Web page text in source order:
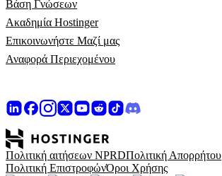
Βάση Γνώσεων
Ακαδημία Hostinger
Επικοινωνήστε Μαζί μας
Αναφορά Περιεχομένου
Πολιτική αιτήσεων NPRDΠολιτική Απορρήτου
Πολιτική ΕπιστροφώνΌροι Χρήσης